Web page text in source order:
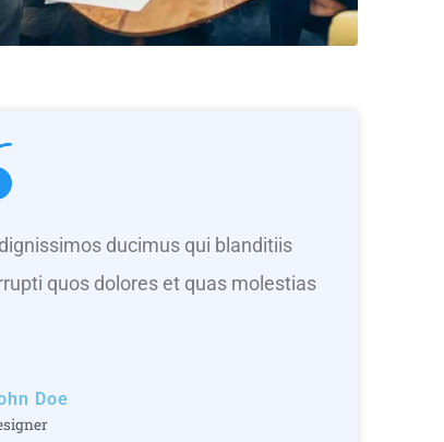
ducimus qui blanditiis
quos dolores et quas molestias
Doe